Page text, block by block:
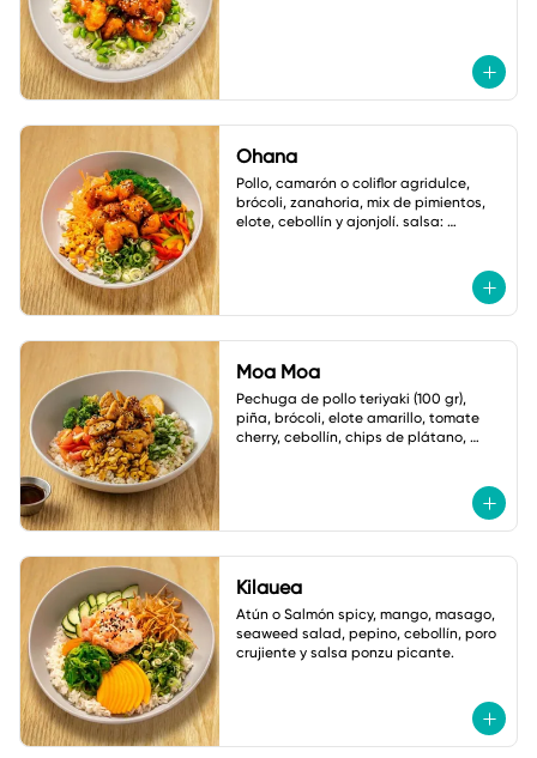
Ohana
Pollo, camarón o coliflor agridulce,
brócoli, zanahoria, mix de pimientos,
elote, cebollín y ajonjolí. salsa:
Moa Moa
Pechuga de pollo teriyaki (100 gr),
piña, brócoli, elote amarillo, tomate
cherry, cebollín, chips de plátano,
Kilauea
Atún o Salmón spicy, mango, masago,
seaweed salad, pepino, cebollín, poro
crujiente y salsa ponzu picante.